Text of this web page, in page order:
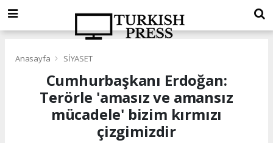
Anasayfa SİYASET
Cumhurbaşkanı Erdoğan:
Terörle 'amasız ve amansız
mücadele' bizim kırmızı
çizgimizdir